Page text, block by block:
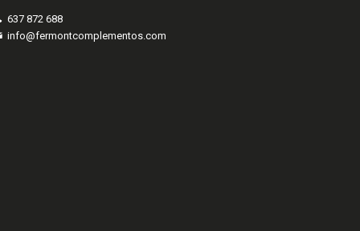
637 872 688
info@fermontcomplementos.com